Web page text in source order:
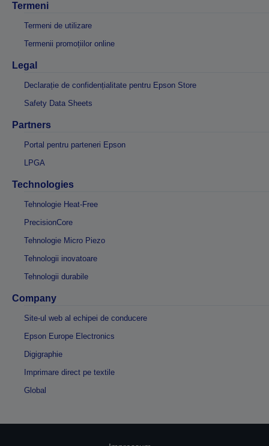
Termeni
Termeni de utilizare
Termenii promoțiilor online
Legal
Declarație de confidențialitate pentru Epson Store
Safety Data Sheets
Partners
Portal pentru parteneri Epson
LPGA
Technologies
Tehnologie Heat-Free
PrecisionCore
Tehnologie Micro Piezo
Tehnologii inovatoare
Tehnologii durabile
Company
Site-ul web al echipei de conducere
Epson Europe Electronics
Digigraphie
Imprimare direct pe textile
Global